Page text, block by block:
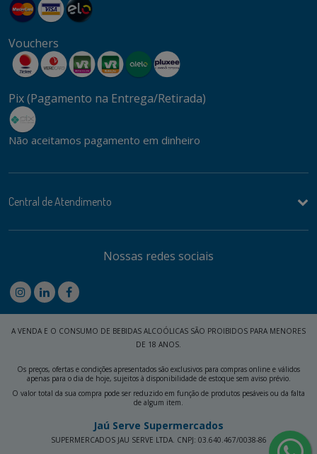
Vouchers
Pix (Pagamento na Entrega/Retirada)
Não aceitamos pagamento em dinheiro
Central de Atendimento
Nossas redes sociais
A VENDA E O CONSUMO DE BEBIDAS ALCOÓLICAS SÃO PROIBIDOS PARA MENORES
DE 18 ANOS.
Os preços, ofertas e condições apresentados são exclusivos para compras online e válidos
apenas para o dia de hoje, sujeitos à disponibilidade de estoque sem aviso prévio.
O valor total da sua compra pode ser reduzido em função de produtos pesáveis ou da falta
de algum item.
Jaú Serve Supermercados
SUPERMERCADOS JAU SERVE LTDA. CNPJ: 03.640.467/0038-86